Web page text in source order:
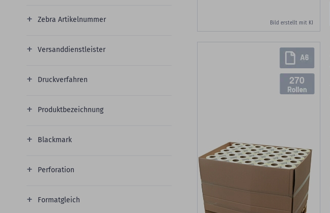
Bild erstellt mit KI
270
Zebra Artikelnummer
Versanddienstleister
Druckverfahren
Produktbezeichnung
Blackmark
Perforation
Formatgleich